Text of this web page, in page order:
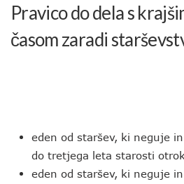
Pravico do dela s
časom zaradi
eden od staršev, ki neguje
do tretjega leta starosti
eden od staršev, ki neguje